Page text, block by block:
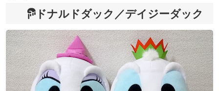
ドナルドダック／デイジーダック